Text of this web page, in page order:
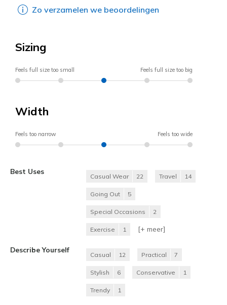
Zo verzamelen we beoordelingen
Sizing
Feels full size too small Feels full size too big
Width
Feels too narrow Feels too wide
Best Uses
Casual Wear 22 Travel 14
Going Out 5
Special Occasions 2
Exercise 1 [+ meer]
Describe Yourself
Casual 12 Practical 7
Stylish 6 Conservative 1
Trendy 1